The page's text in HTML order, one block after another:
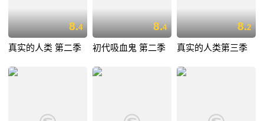
8.4
真实的人类 第二季
8.4
初代吸血鬼 第二季
8.2
真实的人类第三季